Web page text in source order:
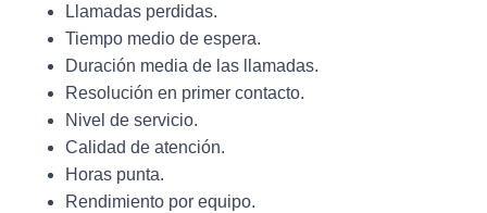
Llamadas perdidas.
Tiempo medio de espera.
Duración media de las llamadas.
Resolución en primer contacto.
Nivel de servicio.
Calidad de atención.
Horas punta.
Rendimiento por equipo.